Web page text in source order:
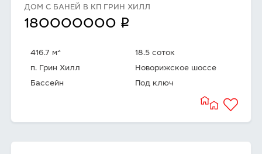
ДОМ С БАНЕЙ В КП ГРИН ХИЛЛ
180000000 q
416.7 м2
18.5 соток
п. Грин Хилл
Новорижское шоссе
Бассейн
Под ключ